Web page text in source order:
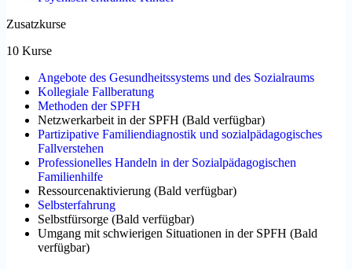
Zusatzkurse
10 Kurse
Angebote des Gesundheitssystems und des Sozialraums
Kollegiale Fallberatung
Methoden der SPFH
Netzwerkarbeit in der SPFH (Bald verfügbar)
Partizipative Familiendiagnostik und sozialpädagogisches
Fallverstehen
Professionelles Handeln in der Sozialpädagogischen
Familienhilfe
Ressourcenaktivierung (Bald verfügbar)
Selbsterfahrung
Selbstfürsorge (Bald verfügbar)
Umgang mit schwierigen Situationen in der SPFH (Bald
verfügbar)